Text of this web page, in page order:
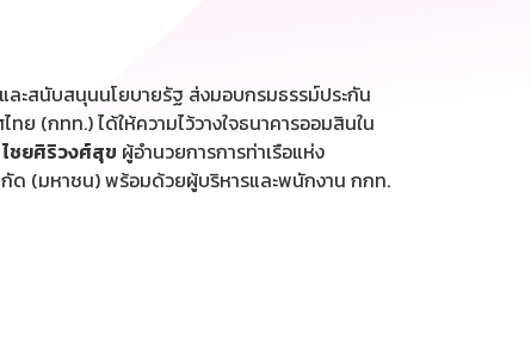
ะสนับสนุนนโยบายรัฐ ส่งมอบกรมธรรม์ประกัน
(กทท.) ได้ให้ความไว้วางใจธนาคารออมสินใน
ชยศิริวงศ์สุข ผู้อำนวยการการท่าเรือแห่ง
ด (มหาชน) พร้อมด้วยผู้บริหารและพนักงาน กกท.